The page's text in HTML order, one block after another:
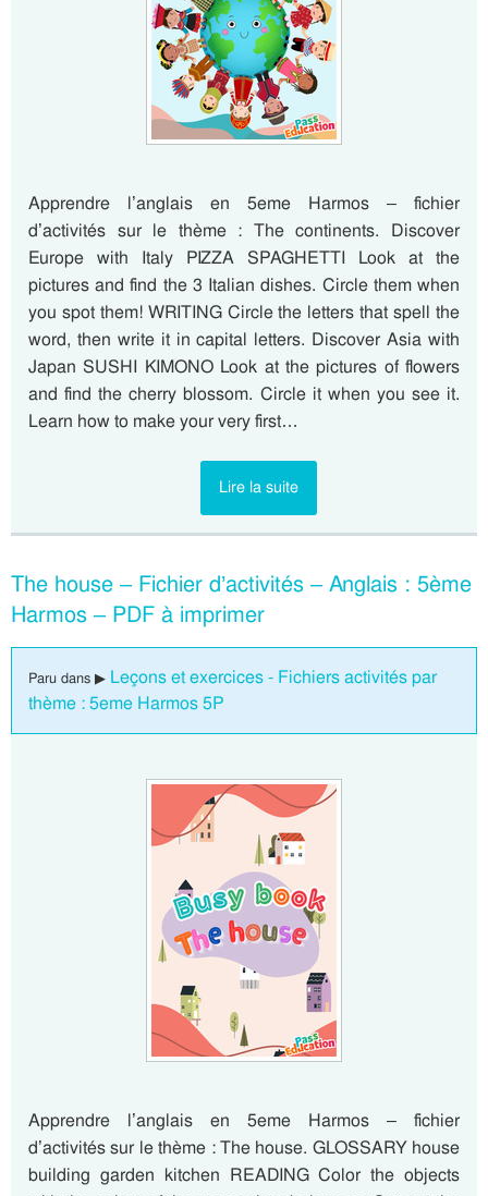
Apprendre l’anglais en 5eme Harmos – fichier
d’activités sur le thème : The continents. Discover
Europe with Italy PIZZA SPAGHETTI Look at the
pictures and find the 3 Italian dishes. Circle them when
you spot them! WRITING Circle the letters that spell the
word, then write it in capital letters. Discover Asia with
Japan SUSHI KIMONO Look at the pictures of flowers
and find the cherry blossom. Circle it when you see it.
Learn how to make your very first…
Lire la suite
The house – Fichier d’activités – Anglais : 5ème
Harmos – PDF à imprimer
Paru dans ▶ Leçons et exercices - Fichiers activités par
thème : 5eme Harmos 5P
Apprendre l’anglais en 5eme Harmos – fichier
d’activités sur le thème : The house. GLOSSARY house
building garden kitchen READING Color the objects